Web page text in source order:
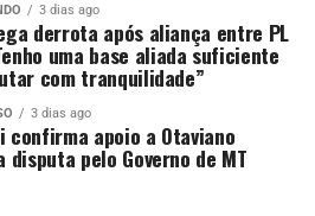
3 dias ago
derrota após aliança entre PL
uma base aliada suficiente
com tranquilidade”
3 dias ago
confirma apoio a Otaviano
disputa pelo Governo de MT